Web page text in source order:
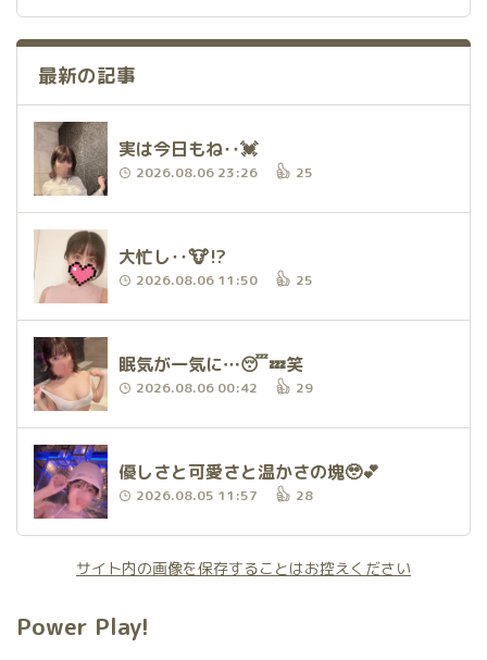
最新の記事
実は今日もね‥💓
2026.08.06 23:26 25
大忙し‥🐮⁉️
2026.08.06 11:50 25
眠気が一気に…😴💤笑
2026.08.06 00:42 29
優しさと可愛さと温かさの塊🥹💕
2026.08.05 11:57 28
サイト内の画像を保存することはお控えください
Power Play!